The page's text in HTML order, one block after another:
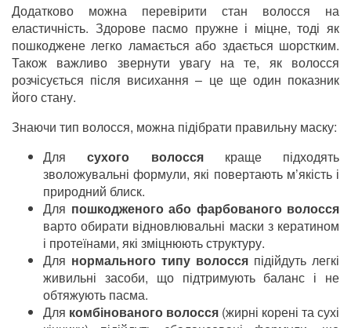
Додатково можна перевірити стан волосся на
еластичність. Здорове пасмо пружне і міцне, тоді як
пошкоджене легко ламається або здається шорстким.
Також важливо звернути увагу на те, як волосся
розчісується після висихання – це ще один показник
його стану.
Знаючи тип волосся, можна підібрати правильну маску:
Длясухого волоссякраще підходять
зволожувальні формули, які повертають м’якість і
природний блиск.
Для пошкодженого або фарбованого волосся
варто обирати відновлювальні маски з кератином
і протеїнами, які зміцнюють структуру.
Для нормального типу волосся підійдуть легкі
живильні засоби, що підтримують баланс і не
обтяжують пасма.
Для комбінованого волосся (жирні корені та сухі